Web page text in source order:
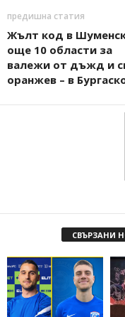
предишна статия
Жълт код в
още 10 области за
валежи от дъжд и
оранжев – в
СВЪРЗАНИ